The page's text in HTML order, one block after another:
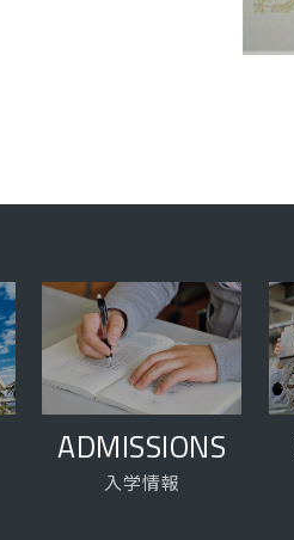
ADMISSIONS
入学情報